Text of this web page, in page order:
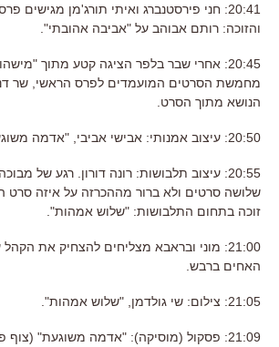
20:41: חני פירסטנברג ואיתי תורג'מן מגישים
והזוכה: רותם אבוהב על "אביבה אהובתי".
20:45: אחרי שבר בלפר הציגה קטע מתוך
מחמשת הסרטים המועמדים לפרס הראשי, שר
הנושא מתוך הסרט.
20:50: עיצוב אמנותי: אבישי אביבי, "אדמה משוגעת".
20:55: עיצוב תלבושות: רונה דורון. רגע של
שלושה סרטים ולא ברור מההכרזה על איזה סרט
זוכה בתחום התלבושות: "שלוש אמהות".
21:00: מוני ובראבא מצליחים להצחיק את
האחים ברבש.
21:05: צילום: שי גולדמן, "שלוש אמהות".
21:09: פסקול (מוסיקה): "אדמה משוגעת" (צוף